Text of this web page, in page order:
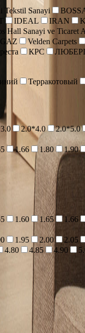
Tekstil Sanayi
IDEAL IRAN
Hall Sanayi ve Ticaret
Velden Carpets
КРС
Терракотовый
2.0*4.0 2.0*5.0
1.66 1.80 1.90
1.60 1.65 1.66
1.95 2.00 2.05
4.80 4.85 4.90